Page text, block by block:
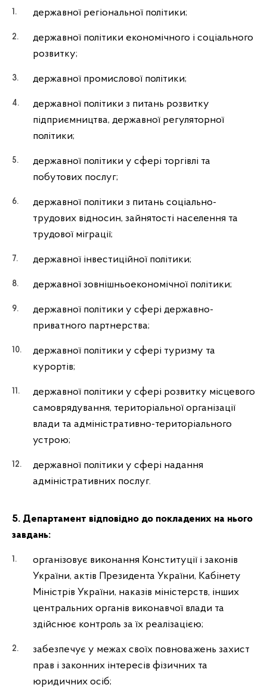
державної регіональної політики;
державної політики економічного і соціального
розвитку;
державної промислової політики;
державної політики з питань розвитку
підприємництва, державної регуляторної
політики;
державної політики у сфері торгівлі та
побутових послуг;
державної політики з питань соціально-
трудових відносин, зайнятості населення та
трудової міграції;
державної інвестиційної політики;
державної зовнішньоекономічної політики;
державної політики у сфері державно-
приватного партнерства;
державної політики у сфері туризму та
курортів;
державної політики у сфері розвитку місцевого
самоврядування, територіальної організації
влади та адміністративно-територіального
устрою;
державної політики у сфері надання
адміністративних послуг.
5. Департамент відповідно до покладених на нього
завдань:
організовує виконання Конституції і законів
України, актів Президента України, Кабінету
Міністрів України, наказів міністерств, інших
центральних органів виконавчої влади та
здійснює контроль за їх реалізацією;
забезпечує у межах своїх повноважень захист
прав і законних інтересів фізичних та
юридичних осіб;